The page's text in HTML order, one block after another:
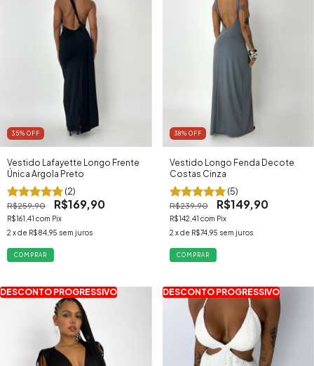
35% OFF
Vestido Lafayette Longo Frente
Única Argola Preto
(2)
R$259,90 R$169,90
R$161,41 com Pix
2 x de R$84,95 sem juros
COMPRAR
38% OFF
Vestido Longo Fenda Decote
Costas Cinza
(5)
R$239,90 R$149,90
R$142,41 com Pix
2 x de R$74,95 sem juros
COMPRAR
DESCONTO PROGRESSIVO DESCONTO PROGRESSIVO